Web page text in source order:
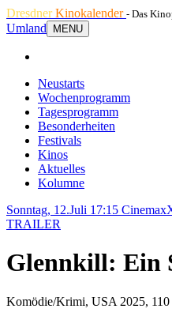
DresdnerKinokalender - Das
Umland
MENU
Neustarts
Wochenprogramm
Tagesprogramm
Besonderheiten
Festivals
Kinos
Aktuelles
Kolumne
Sonntag, 12.Juli 17:15
TRAILER
Glennkill: Ein
Komödie/Krimi, USA 2025, 110